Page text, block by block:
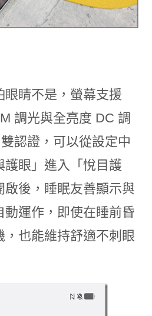
眼睛不是，螢幕支援
調光與全亮度 DC 調
認證，可以從設定中
護眼」進入「悅目護
啟後，睡眠友善顯示與
動運作，即使在睡前昏
，也能維持舒適不刺眼